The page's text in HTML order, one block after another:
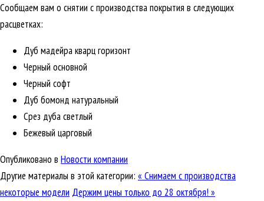
Сообщаем вам о снятии с производства покрытия в следующих
расцветках:
Дуб мадейра кварц горизонт
Черный основной
Черный софт
Дуб бомонд натуральный
Срез дуба светлый
Бежевый царговый
Опубликовано в Новости компании
Другие материалы в этой категории: « Снимаем с производства
некоторые модели Держим цены только до 28 октября! »